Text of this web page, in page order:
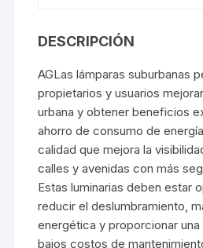
DESCRIPCIÓN
AGLas lámparas suburbanas
propietarios y usuarios
urbana y obtener beneficios
ahorro de consumo de
calidad que mejora la
calles y avenidas con más
Estas luminarias deben estar
reducir el deslumbramiento,
energética y proporcionar una
bajos costos de